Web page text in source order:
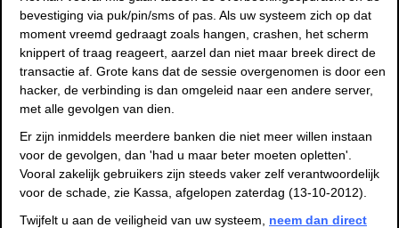
bevestiging via puk/pin/sms of pas. Als uw systeem zich op dat
moment vreemd gedraagt zoals hangen, crashen, het scherm
knippert of traag reageert, aarzel dan niet maar breek direct de
transactie af. Grote kans dat de sessie overgenomen is door een
hacker, de verbinding is dan omgeleid naar een andere server,
met alle gevolgen van dien.
Er zijn inmiddels meerdere banken die niet meer willen instaan
voor de gevolgen, dan 'had u maar beter moeten opletten'.
Vooral zakelijk gebruikers zijn steeds vaker zelf verantwoordelijk
voor de schade, zie Kassa, afgelopen zaterdag (13-10-2012).
Twijfelt u aan de veiligheid van uw systeem, neem dan direct